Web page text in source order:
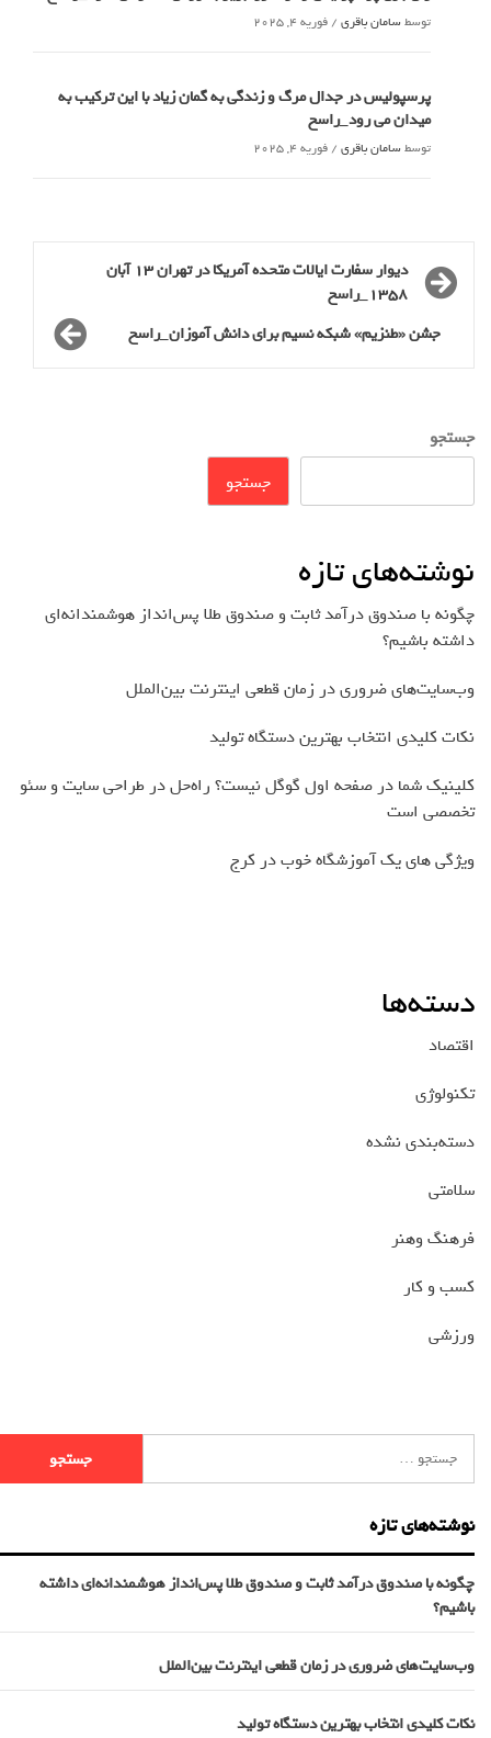
توسطسامان باقری / فوریه 4, 2025
پرسپولیس در جدال مرگ و زندگی به گمان زیاد با این ترکیب به
میدان می رود_راسخ
توسطسامان باقری / فوریه 4, 2025
دیوار سفارت ایالات متحده‌ آمریکا در تهران ۱۳ آبان
۱۳۵۸_راسخ
جشن «طنزیم» شبکه نسیم برای دانش آموزان_راسخ
جستجو
جستجو
نوشته‌های تازه
چگونه با صندوق درآمد ثابت و صندوق طلا پس‌انداز هوشمندانه‌ای
داشته باشیم؟
وب‌سایت‌های ضروری در زمان قطعی اینترنت بین‌الملل
نکات کلیدی انتخاب بهترین دستگاه تولید
کلینیک شما در صفحه اول گوگل نیست؟ راه‌حل در طراحی سایت و سئو
تخصصی است
ویژگی های یک آموزشگاه خوب در کرج
دسته‌ها
اقتصاد
تکنولوژی
دسته‌بندی نشده
سلامتی
فرهنگ وهنر
کسب و کار
ورزشی
نوشته‌های تازه
چگونه با صندوق درآمد ثابت و صندوق طلا پس‌انداز هوشمندانه‌ای داشته
باشیم؟
وب‌سایت‌های ضروری در زمان قطعی اینترنت بین‌الملل
نکات کلیدی انتخاب بهترین دستگاه تولید